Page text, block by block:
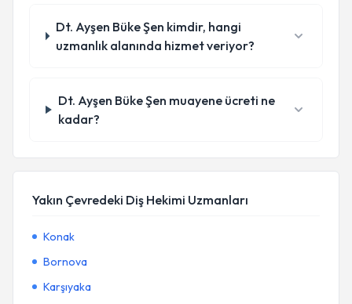
Dt. Ayşen Büke Şen kimdir, hangi
uzmanlık alanında hizmet veriyor?
Dt. Ayşen Büke Şen muayene ücreti ne
kadar?
Yakın Çevredeki Diş Hekimi Uzmanları
Konak
Bornova
Karşıyaka